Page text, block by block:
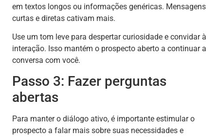
em textos longos ou informações genéricas. Mensagens
curtas e diretas cativam mais.
Use um tom leve para despertar curiosidade e convidar à
interação. Isso mantém o prospecto aberto a continuar a
conversa com você.
Passo 3: Fazer perguntas
abertas
Para manter o diálogo ativo, é importante estimular o
prospecto a falar mais sobre suas necessidades e